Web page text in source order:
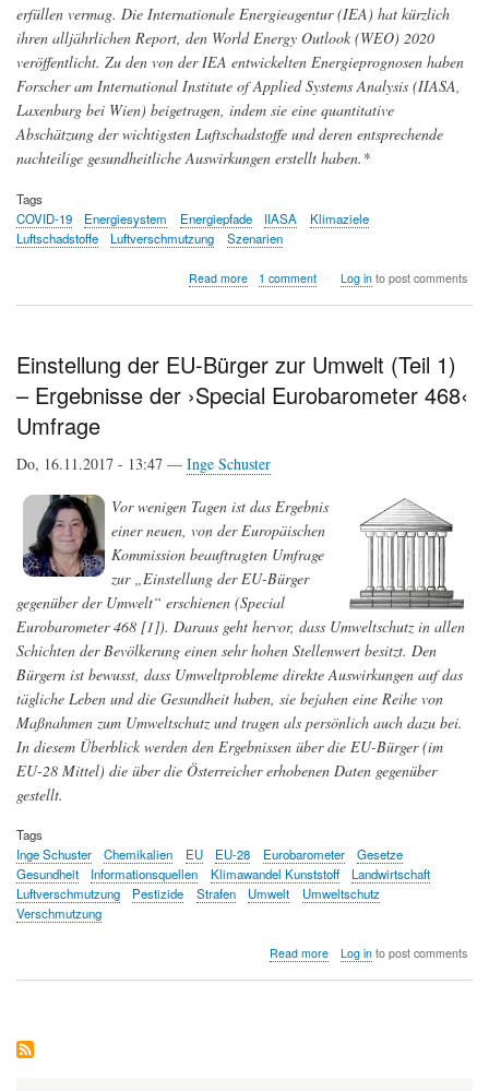
erfüllen vermag. Die Internationale Energieagentur (IEA) hat kürzlich
ihren alljährlichen Report, den World Energy Outlook (WEO) 2020
veröffentlicht. Zu den von der IEA entwickelten Energieprognosen haben
Forscher am International Institute of Applied Systems Analysis (IIASA,
Laxenburg bei Wien) beigetragen, indem sie eine quantitative
Abschätzung der wichtigsten Luftschadstoffe und deren entsprechende
nachteilige gesundheitliche Auswirkungen erstellt haben.*
Tags
COVID-19
Energiesystem Energiepfade IIASA
Klimaziele
Luftschadstoffe
Luftverschmutzung Szenarien
Read moreabout
künftige
Energiepfade
1 comment Log into post comments
Einstellung der EU-Bürger zur Umwelt (Teil 1)
– Ergebnisse der ›Special Eurobarometer 468‹
Umfrage
Do, 16.11.2017 - 13:47 — Inge Schuster
Vor wenigen Tagen ist das Ergebnis
einer neuen, von der Europäischen
Kommission beauftragten Umfrage
zur „Einstellung der EU-Bürger
gegenüber der Umwelt“ erschienen (Special
Eurobarometer 468 [1]). Daraus geht hervor, dass Umweltschutz in allen
Schichten der Bevölkerung einen sehr hohen Stellenwert besitzt. Den
Bürgern ist bewusst, dass Umweltprobleme direkte Auswirkungen auf das
tägliche Leben und die Gesundheit haben, sie bejahen eine Reihe von
Maßnahmen zum Umweltschutz und tragen als persönlich auch dazu bei.
In diesem Überblick werden den Ergebnissen über die EU-Bürger (im
EU-28 Mittel) die über die Österreicher erhobenen Daten gegenüber
gestellt.
Tags
Inge Schuster
Chemikalien EU EU-28 Eurobarometer
Gesetze
Gesundheit
Informationsquellen Klimawandel Kunststoff
Landwirtschaft
Luftverschmutzung
Pestizide Strafen Umwelt
Umweltschutz
Verschmutzung
Read moreabout
Log into post comments